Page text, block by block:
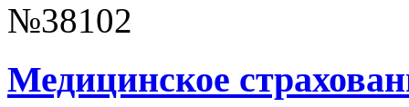
№38102
Медицинское